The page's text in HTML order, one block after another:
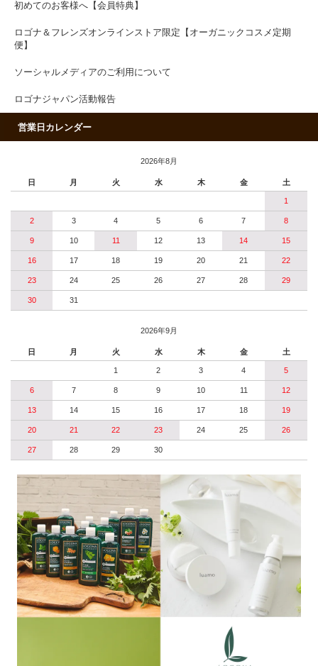
初めてのお客様へ【会員特典】
ロゴナ＆フレンズオンラインストア限定【オーガニックコスメ定期
便】
ソーシャルメディアのご利用について
ロゴナジャパン活動報告
営業日カレンダー
2026年8月
日 月 火 水 木 金 土
1
2 3 4 5 6 7 8
9 10 11 12 13 14 15
16 17 18 19 20 21 22
23 24 25 26 27 28 29
30 31
2026年9月
日 月 火 水 木 金 土
1 2 3 4 5
6 7 8 9 10 11 12
13 14 15 16 17 18 19
20 21 22 23 24 25 26
27 28 29 30